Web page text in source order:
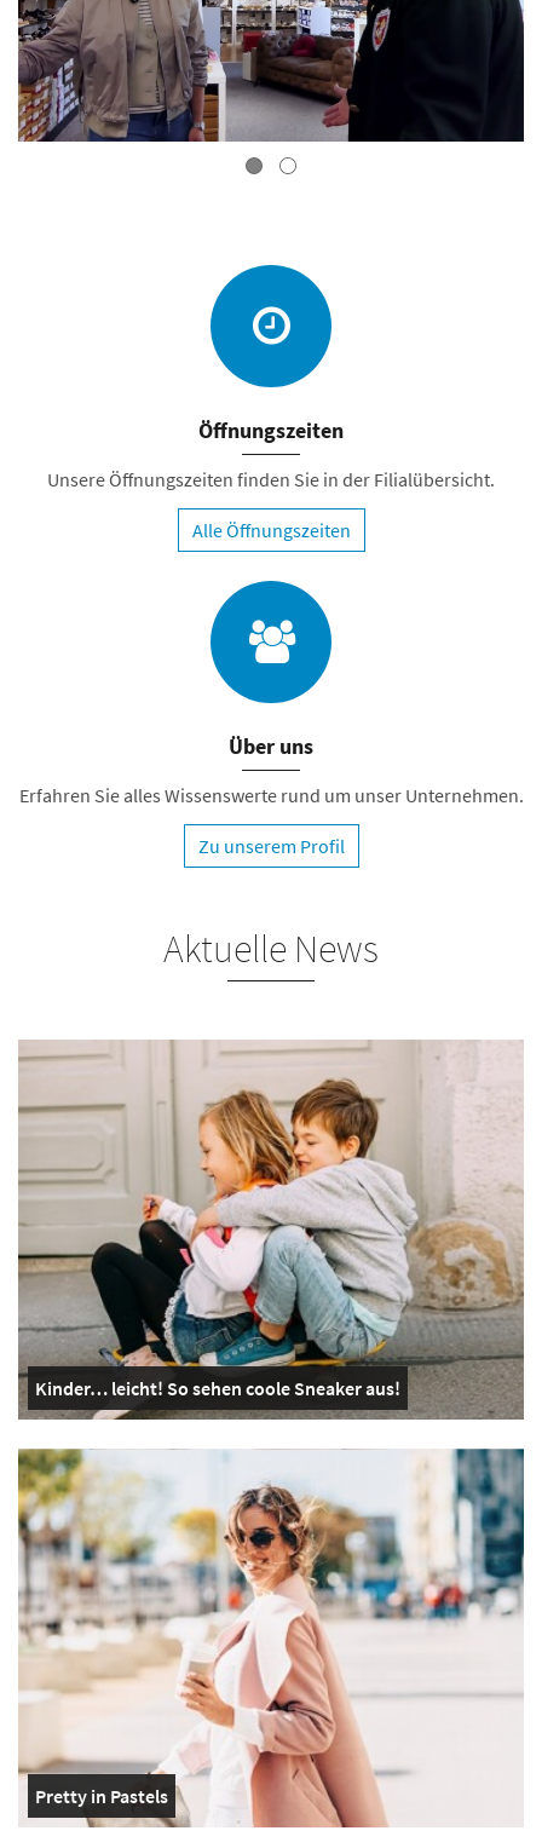
Öffnungszeiten
Unsere Öffnungszeiten finden Sie in der Filialübersicht.
Alle Öffnungszeiten
Über uns
Erfahren Sie alles Wissenswerte rund um unser Unternehmen.
Zu unserem Profil
Aktuelle News
Kinder… leicht! So sehen coole Sneaker aus!
Pretty in Pastels